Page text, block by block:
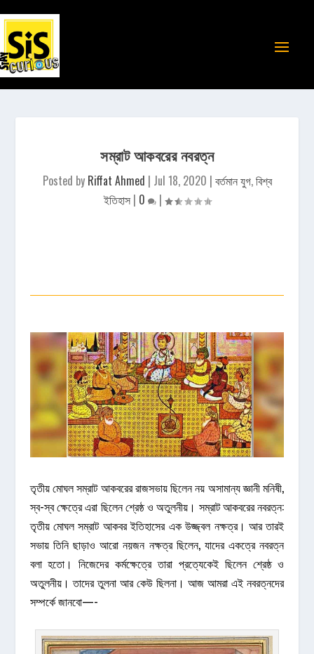
সম্রাট আকবরের নবরত্ন
Posted by Riffat Ahmed | Jul 18, 2020 | বর্তমান যুগ,বিশ্ব
ইতিহাস| 0 |
তৃতীয় মোঘল সম্রাট আকবরের রাজসভায় ছিলেন নয় অসামান্য জ্ঞানী মনিষী,
স্ব-স্ব ক্ষেত্রে এরা ছিলেন শ্রেষ্ঠ ও অতুলনীয়। সম্রাট আকবরের নবরত্ন:
তৃতীয় মোঘল সম্রাট আকবর ইতিহাসের এক উজ্জ্বল নক্ষত্র। আর তারই
সভায় তিনি ছাড়াও আরো নয়জন নক্ষত্র ছিলেন, যাদের একত্রে নবরত্ন
বলা হতো। নিজেদের কর্মক্ষেত্রে তারা প্রত্যেকেই ছিলেন শ্রেষ্ঠ ও
অতুলনীয়। তাদের তুলনা আর কেউ ছিলনা। আজ আমরা এই নবরত্নদের
সম্পর্কে জানবো—-